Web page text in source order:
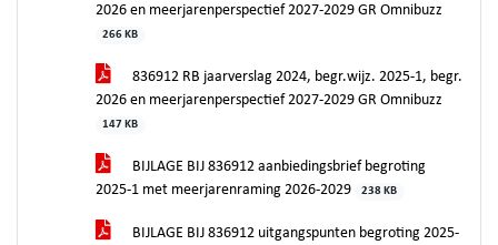
2026 en meerjarenperspectief 2027-2029 GR Omnibuzz
266 KB
836912 RB jaarverslag 2024, begr.wijz. 2025-1, begr.
2026 en meerjarenperspectief 2027-2029 GR Omnibuzz
147 KB
BIJLAGE BIJ 836912 aanbiedingsbrief begroting
2025-1 met meerjarenraming 2026-2029
238 KB
BIJLAGE BIJ 836912 uitgangspunten begroting 2025-